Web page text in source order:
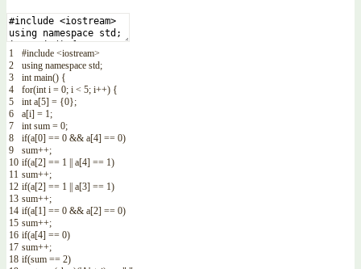
1
2
3
4
5
6
7
8
9
10
11
12
13
14
15
16
17
18
#include <iostream>
using namespace std;
int main() {
for(int i = 0; i < 5; i++) {
int a[5] = {0};
a[i] = 1;
int sum = 0;
if(a[0] == 0 && a[4] == 0)
sum++;
if(a[2] == 1 a[4] == 1)
sum++;
if(a[2] == 1 a[3] == 1)
sum++;
if(a[1] == 0 && a[2] == 0)
sum++;
if(a[4] == 0)
sum++;
if(sum == 2)